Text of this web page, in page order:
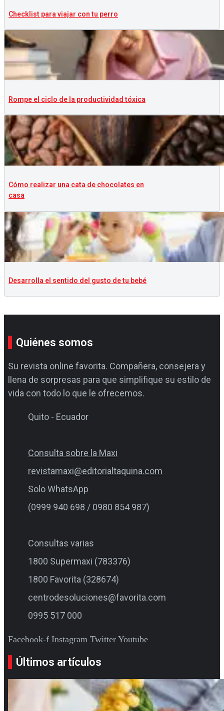
Checklist para viajar con tu perro
Rompe el ciclo de la productividad tóxica
Cómo realizar una cata de chocolates en
casa
Desarrolla el sentido del gusto de tu bebé
Quiénes somos
Su revista online favorita. Compañera, consejera y
llena de sorpresas para que simplifique su estilo de
vida con todo lo que le ofrecemos.
Quito - Ecuador
Consulta sobre la Maxi
revistamaxi@editorialtaquina.com
Solo WhatsApp
(0999 940 698 / 0980 854 987)
Consultas varias
1800 Supermaxi (783376)
1800 Favorita (328674)
centrodesoluciones@favorita.com
0995 517 000
Facebook-f Instagram Twitter Youtube
Últimos artículos